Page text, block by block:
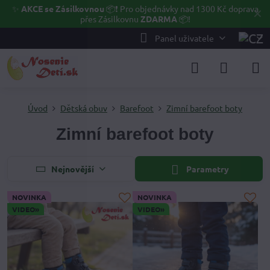
✕
✨ AKCE se Zásilkovnou 📦❗ Pro objednávky nad 1300 Kč doprava
přes Zásilkovnu ZDARMA 📦!
Panel uživatele
Úvod Dětská obuv Barefoot Zimní barefoot boty
Zimní barefoot boty
Nejnovější Parametry
NOVINKA
VIDEO»
NOVINKA
VIDEO»